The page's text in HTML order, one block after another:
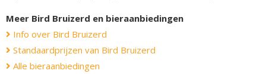
Meer Bird Bruizerd en bieraanbiedingen
Info over Bird Bruizerd
Standaardprijzen van Bird Bruizerd
Alle bieraanbiedingen